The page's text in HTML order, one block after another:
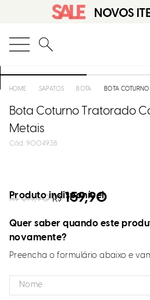
O que você está procurando?
SAPATOS BOTA
Bota Coturno Tratorado
Metais
: 9004938
R$ 319,90 R$ 159,90
Produto indisponível
Quer saber quando este
novamente?
Preencha o formulário abaixo e